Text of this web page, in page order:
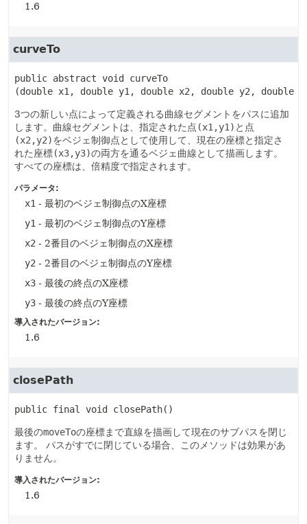
1.6
curveTo
public abstract void
curveTo
(double x1, double y1, double x2, double y2, double
3つの新しい点によって定義される曲線セグメントをパスに追加
します。曲線セグメントは、指定された点 (x1,y1) と点
(x2,y2)をベジェ制御点として使用して、現在の座標と指定さ
れた座標(x3,y3)の両方を通るベジェ曲線として描画します。
すべての座標は、倍精度で指定されます。
パラメータ:
x1 - 最初のベジェ制御点のX座標
y1 - 最初のベジェ制御点のY座標
x2 - 2番目のベジェ制御点のX座標
y2 - 2番目のベジェ制御点のY座標
x3 - 最後の終点のX座標
y3 - 最後の終点のY座標
導入されたバージョン:
1.6
closePath
public final void closePath()
最後のmoveToの座標まで直線を描画して現在のサブパスを閉じ
ます。
パスがすでに閉じている場合、このメソッドは効果があ
りません。
導入されたバージョン:
1.6